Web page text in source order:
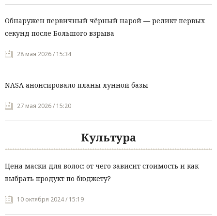
Обнаружен первичный чёрный нарой — реликт первых
секунд после Большого взрыва
28 мая 2026 / 15:34
NASA анонсировало планы лунной базы
27 мая 2026 / 15:20
Культура
Цена маски для волос: от чего зависит стоимость и как
выбрать продукт по бюджету?
10 октября 2024 / 15:19